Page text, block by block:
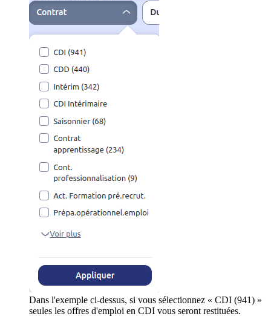
Dans l'exemple ci-dessus, si vous sélectionnez « CDI (941) »
seules les offres d'emploi en CDI vous seront restituées.